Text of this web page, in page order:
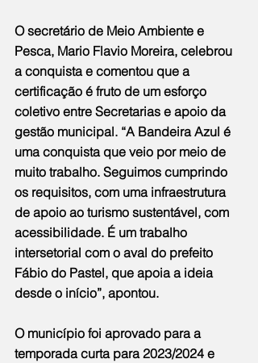
O secretário de Meio Ambiente e
Pesca, Mario Flavio Moreira, celebrou
a conquista e comentou que a
certificação é fruto de um esforço
coletivo entre Secretarias e apoio da
gestão municipal. “A Bandeira Azul é
uma conquista que veio por meio de
muito trabalho. Seguimos cumprindo
os requisitos, com uma infraestrutura
de apoio ao turismo sustentável, com
acessibilidade. É um trabalho
intersetorial com o aval do prefeito
Fábio do Pastel, que apoia a ideia
desde o início”, apontou.
O município foi aprovado para a
temporada curta para 2023/2024 e